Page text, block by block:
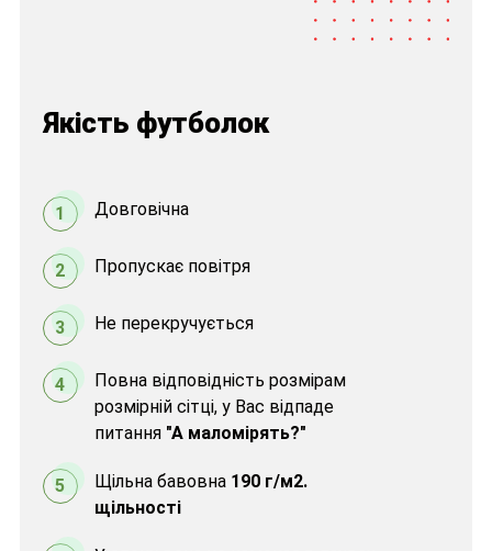
Якість футболок
1 Довговічна
2 Пропускає повітря
3 Не перекручується
4
Повна відповідність розмірам
розмірній сітці, у Вас відпаде
питання "А маломірять?"
5 Щільна бавовна 190 г/м2.
щільності